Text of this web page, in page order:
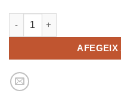
quantitat de Oxford
AFEGEIX